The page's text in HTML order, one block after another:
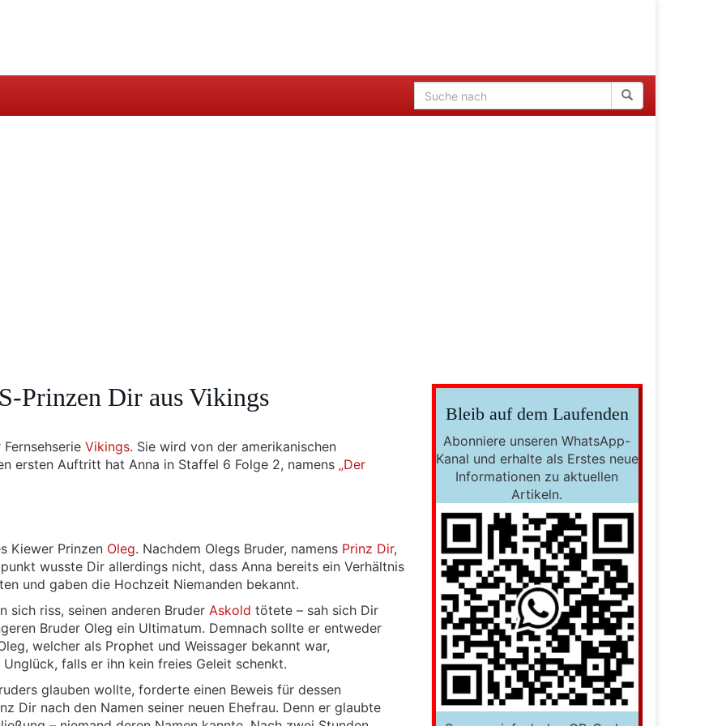
Prinzen Dir aus Vikings
Vikings. Sie wird von der amerikanischen
ersten Auftritt hat Anna in Staffel 6 Folge 2, namens „Der
Kiewer Prinzen Oleg. Nachdem Olegs Bruder, namens Prinz Dir,
wusste Dir allerdings nicht, dass Anna bereits ein Verhältnis
und gaben die Hochzeit Niemanden bekannt.
sich riss, seinen anderen Bruder Askold tötete – sah sich Dir
Bruder Oleg ein Ultimatum. Demnach sollte er entweder
welcher als Prophet und Weissager bekannt war,
falls er ihn kein freies Geleit schenkt.
glauben wollte, forderte einen Beweis für dessen
Dir nach den Namen seiner neuen Ehefrau. Denn er glaubte
Bleib auf dem Laufenden
Abonniere unseren WhatsApp-
Kanal und erhalte als Erstes neue
Informationen zu aktuellen
Artikeln.